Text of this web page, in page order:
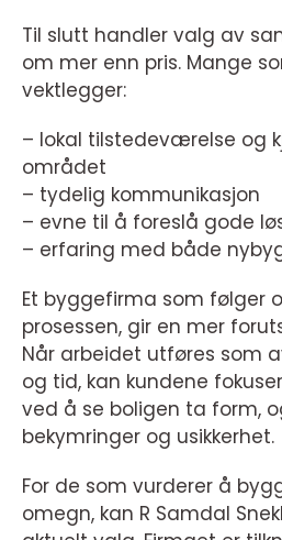
Til slutt handler valg av
om mer enn pris. Mange
vektlegger:
– lokal tilstedeværelse og
området
– tydelig kommunikasjon
– evne til å foreslå gode
– erfaring med både
Et byggefirma som følger
prosessen, gir en mer
Når arbeidet utføres som
og tid, kan kundene
ved å se boligen ta form,
bekymringer og usikkerhet.
For de som vurderer å
omegn, kan R Samdal